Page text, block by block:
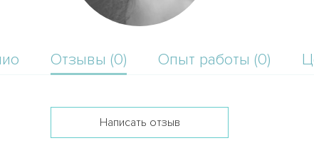
Отзывы (0) Опыт работы (0)
Написать отзыв